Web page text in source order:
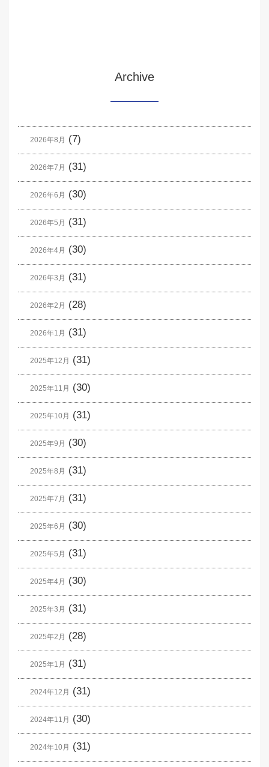
Archive
2026年8月 (7)
2026年7月 (31)
2026年6月 (30)
2026年5月 (31)
2026年4月 (30)
2026年3月 (31)
2026年2月 (28)
2026年1月 (31)
2025年12月 (31)
2025年11月 (30)
2025年10月 (31)
2025年9月 (30)
2025年8月 (31)
2025年7月 (31)
2025年6月 (30)
2025年5月 (31)
2025年4月 (30)
2025年3月 (31)
2025年2月 (28)
2025年1月 (31)
2024年12月 (31)
2024年11月 (30)
2024年10月 (31)